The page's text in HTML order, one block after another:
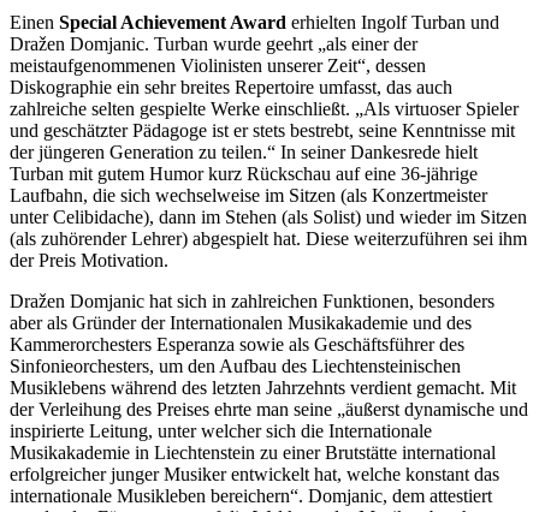
Einen Special Achievement Award erhielten Ingolf Turban und
Dražen Domjanic. Turban wurde geehrt „als einer der
meistaufgenommenen Violinisten unserer Zeit“, dessen
Diskographie ein sehr breites Repertoire umfasst, das auch
zahlreiche selten gespielte Werke einschließt. „Als virtuoser Spieler
und geschätzter Pädagoge ist er stets bestrebt, seine Kenntnisse mit
der jüngeren Generation zu teilen.“ In seiner Dankesrede hielt
Turban mit gutem Humor kurz Rückschau auf eine 36-jährige
Laufbahn, die sich wechselweise im Sitzen (als Konzertmeister
unter Celibidache), dann im Stehen (als Solist) und wieder im Sitzen
(als zuhörender Lehrer) abgespielt hat. Diese weiterzuführen sei ihm
der Preis Motivation.
Dražen Domjanic hat sich in zahlreichen Funktionen, besonders
aber als Gründer der Internationalen Musikakademie und des
Kammerorchesters Esperanza sowie als Geschäftsführer des
Sinfonieorchesters, um den Aufbau des Liechtensteinischen
Musiklebens während des letzten Jahrzehnts verdient gemacht. Mit
der Verleihung des Preises ehrte man seine „äußerst dynamische und
inspirierte Leitung, unter welcher sich die Internationale
Musikakademie in Liechtenstein zu einer Brutstätte international
erfolgreicher junger Musiker entwickelt hat, welche konstant das
internationale Musikleben bereichern“. Domjanic, dem attestiert